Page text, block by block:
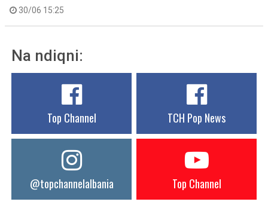
30/06 15:25
Na ndiqni:
Top Channel TCH Pop News
@topchannelalbania Top Channel